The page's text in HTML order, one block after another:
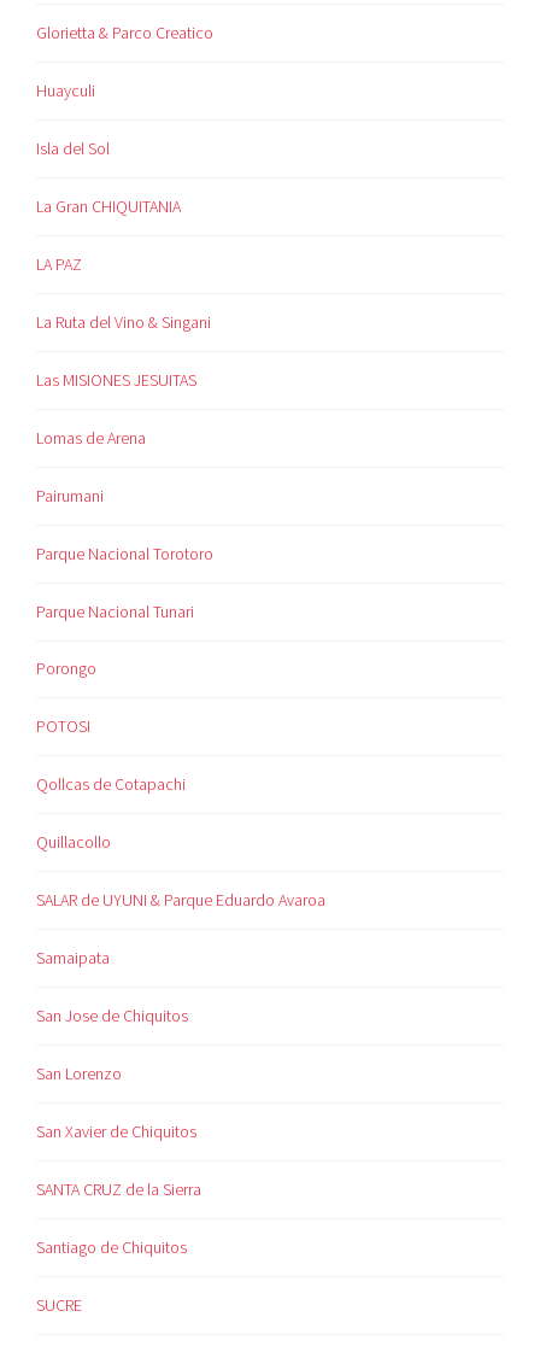
Glorietta & Parco Creatico
Huayculi
Isla del Sol
La Gran CHIQUITANIA
LA PAZ
La Ruta del Vino & Singani
Las MISIONES JESUITAS
Lomas de Arena
Pairumani
Parque Nacional Torotoro
Parque Nacional Tunari
Porongo
POTOSI
Qollcas de Cotapachi
Quillacollo
SALAR de UYUNI & Parque Eduardo Avaroa
Samaipata
San Jose de Chiquitos
San Lorenzo
San Xavier de Chiquitos
SANTA CRUZ de la Sierra
Santiago de Chiquitos
SUCRE